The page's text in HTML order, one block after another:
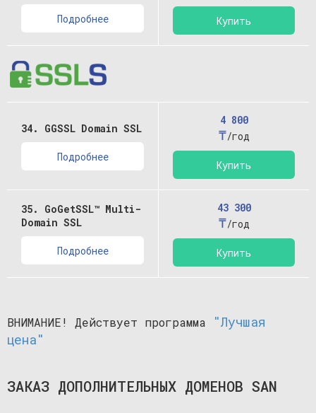
Подробнее Купить
34. GGSSL Domain SSL
Подробнее
4 800
₸/год
Купить
35. GoGetSSL™ Multi-
Domain SSL
Подробнее
43 300
₸/год
Купить
ВНИМАНИЕ! Действует программа
"Лучшая
цена"
ЗАКАЗ ДОПОЛНИТЕЛЬНЫХ ДОМЕНОВ SAN